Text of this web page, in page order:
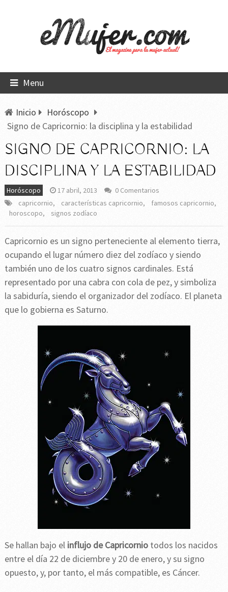
Menu
Inicio
Horóscopo
Signo de Capricornio: la disciplina y la estabilidad
SIGNO DE CAPRICORNIO: LA
DISCIPLINA Y LA ESTABILIDAD
Horóscopo 17 abril, 2013
0 Comentarios
capricornio, características capricornio, famosos capricornio,
horoscopo, signos zodíaco
Capricornio es un signo perteneciente al elemento tierra,
ocupando el lugar número diez del zodíaco y siendo
también uno de los cuatro signos cardinales. Está
representado por una cabra con cola de pez, y simboliza
la sabiduría, siendo el organizador del zodíaco. El planeta
que lo gobierna es Saturno.
Se hallan bajo el influjo de Capricorniotodos los nacidos
entre el día 22 de diciembre y 20 de enero, y su signo
opuesto, y, por tanto, el más compatible, es Cáncer.